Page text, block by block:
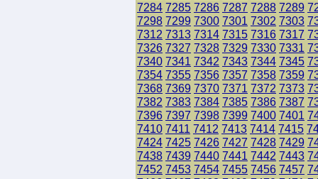
7284 7285 7286 7287 7288 7289
7298 7299 7300 7301 7302 7303
7312 7313 7314 7315 7316 7317
7326 7327 7328 7329 7330 7331
7340 7341 7342 7343 7344 7345
7354 7355 7356 7357 7358 7359
7368 7369 7370 7371 7372 7373
7382 7383 7384 7385 7386 7387
7396 7397 7398 7399 7400 7401
7410 7411 7412 7413 7414 7415
7424 7425 7426 7427 7428 7429
7438 7439 7440 7441 7442 7443
7452 7453 7454 7455 7456 7457